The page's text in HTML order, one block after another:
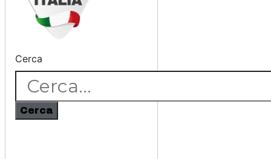
Cerca
Cerca